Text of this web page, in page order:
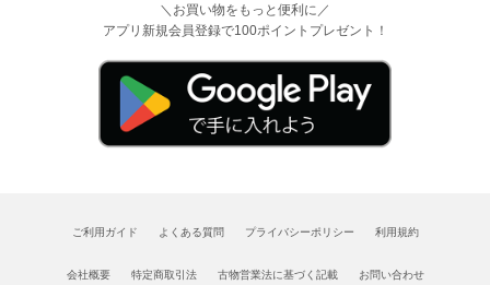
＼お買い物をもっと便利に／
アプリ新規会員登録で100ポイントプレゼント！
ご利用ガイド よくある質問 プライバシーポリシー 利用規約
会社概要 特定商取引法 古物営業法に基づく記載 お問い合わせ